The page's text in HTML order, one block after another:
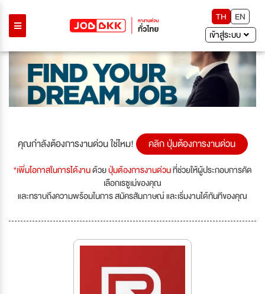
TH
EN
เข้าสู่ระบบ
คุณกำลังต้องการงานด่วน ใช่ไหม! คลิก ปุ่มต้องการงานด่วน
*เพิ่มโอกาสในการได้งานด้วยปุ่มต้องการงานด่วนที่ช่วยให้ผู้ประกอบการคัด
เลือกเรซูเม่ของคุณ
และทราบถึงความพร้อมในการ สมัครสัมภาษณ์ และเริ่มงานได้ทันทีของคุณ